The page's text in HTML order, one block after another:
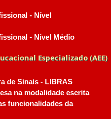
- Nível
- Nível Médio
Especializado (AEE)
de Sinais - LIBRAS
na modalidade escrita
funcionalidades da